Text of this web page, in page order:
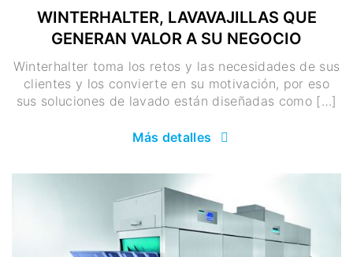
WINTERHALTER, LAVAVAJILLAS QUE
GENERAN VALOR A SU NEGOCIO
Winterhalter toma los retos y las necesidades de sus
clientes y los convierte en su motivación, por eso
sus soluciones de lavado están diseñadas como […]
Más detalles